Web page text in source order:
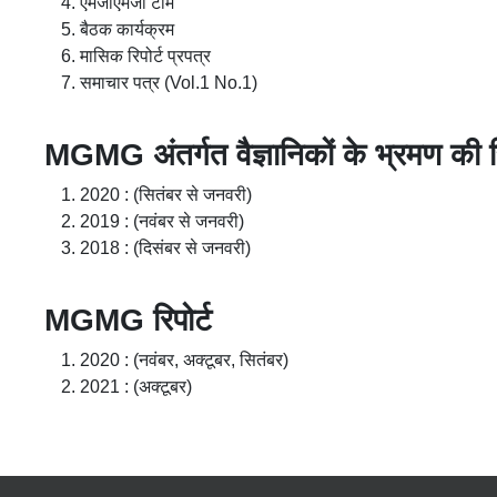
बैठक कार्यक्रम
मासिक रिपोर्ट प्रपत्र
समाचार पत्र (Vol.1 No.1)
MGMG अंतर्गत वैज्ञानिकों के भ्रमण की
2020 : (सितंबर से जनवरी)
2019 : (नवंबर से जनवरी)
2018 : (दिसंबर से जनवरी)
MGMG रिपोर्ट
2020 : (नवंबर, अक्टूबर, सितंबर)
2021 : (अक्टूबर)